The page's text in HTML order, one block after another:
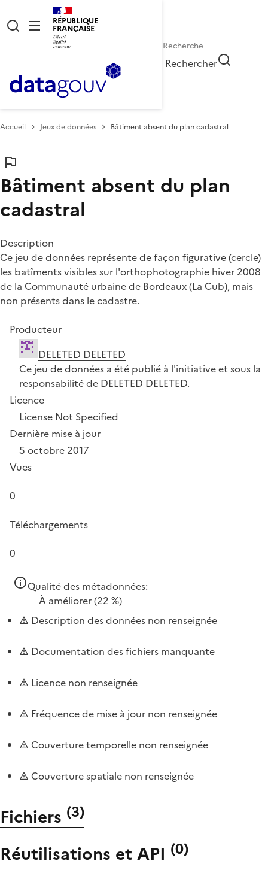
RÉPUBLIQUE
FRANÇAISE
Rechercher
Accueil Jeux de données Bâtiment absent du plan cadastral
Bâtiment absent du plan
cadastral
Description
Ce jeu de données représente de façon figurative (cercle)
les batîments visibles sur l'orthophotographie hiver 2008
de la Communauté urbaine de Bordeaux (La Cub), mais
non présents dans le cadastre.
Producteur
DELETED DELETED
Ce jeu de données a été publié à l'initiative et sous la
responsabilité de DELETED DELETED.
Licence
License Not Specified
Dernière mise à jour
5 octobre 2017
Vues
0
Téléchargements
0
Qualité des métadonnées:
À améliorer(22 %)
Description des données non renseignée
Documentation des fichiers manquante
Licence non renseignée
Fréquence de mise à jour non renseignée
Couverture temporelle non renseignée
Couverture spatiale non renseignée
Fichiers (3)
Réutilisations et API (0)